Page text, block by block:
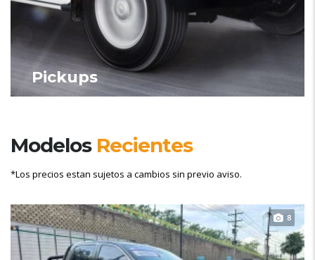
Pickups
Modelos Recientes
*Los precios estan sujetos a cambios sin previo aviso.
8